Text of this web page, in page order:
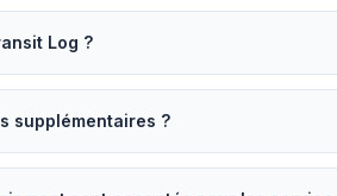
Log ?
supplémentaires ?